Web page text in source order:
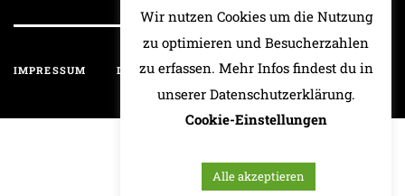
IMPRESSUM DATENSCHUTZ HAFTUNGSAUSSCHLUSS
Wir nutzen Cookies um die Nutzung
zu optimieren und Besucherzahlen
zu erfassen. Mehr Infos findest du in
unserer Datenschutzerklärung.
Cookie-Einstellungen
Alle akzeptieren